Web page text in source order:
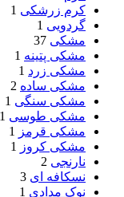
کرم زرشکی 1
گردویی 1
مشکی 37
مشکی پتینه 1
مشکی زرد 1
مشکی ساده 2
مشکی سنگی 1
مشکی طوسی 1
مشکی قرمز
1
مشکی کروز
1
نارنجی 2
نسکافه ای 3
نوک مدادی 1